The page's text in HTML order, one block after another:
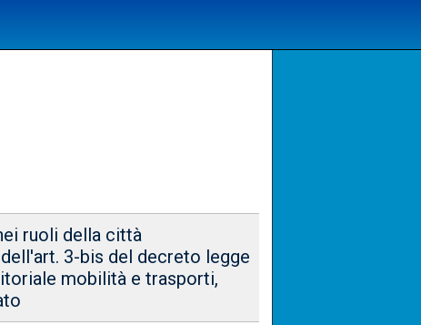
ruoli della città
3-bis del decreto legge
mobilità e trasporti,